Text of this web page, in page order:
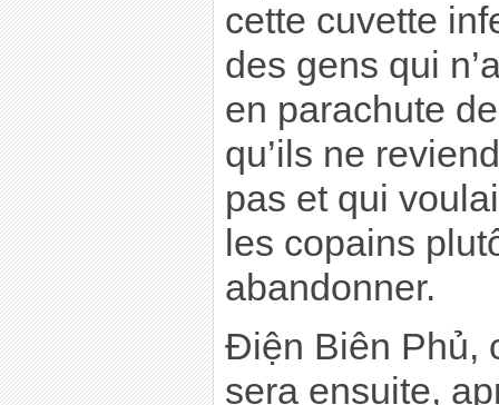
cette cuvette
des gens qui
en parachute
qu’ils ne
pas et qui
les copains
abandonner.
Ðiện Biên Phủ,
sera ensuite,